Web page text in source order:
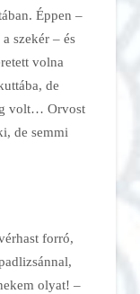
Éppen –
szekér – és
volna
de
volt… Orvost
de semmi
forró,
olyat! –